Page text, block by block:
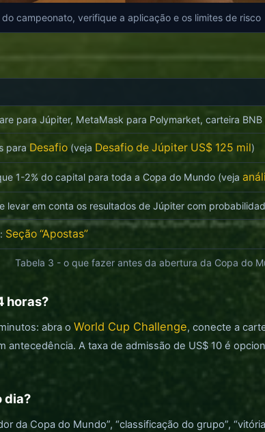
do campeonato, verifique a aplicação e os limites de risco
Tabela 3 - o que fazer antes da abertura da Copa do
para Júpiter, MetaMask para Polymarket, carteira
para Desafio (veja Desafio de Júpiter US$ 125 mil)
1-2% do capital para toda a Copa do Mundo (veja
levar em conta os resultados de Júpiter com
Seção “Apostas”
horas?
abra o World Cup Challenge, conecte a
antecedência. A taxa de admissão de US$ 10 é
dia?
da Copa do Mundo”, “classificação do grupo”,